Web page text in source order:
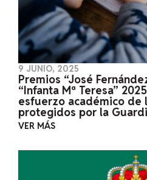
9 JUNIO, 2025
Premios “José
“Infanta Mª Teresa”
esfuerzo académico de
protegidos por la
VER MÁS